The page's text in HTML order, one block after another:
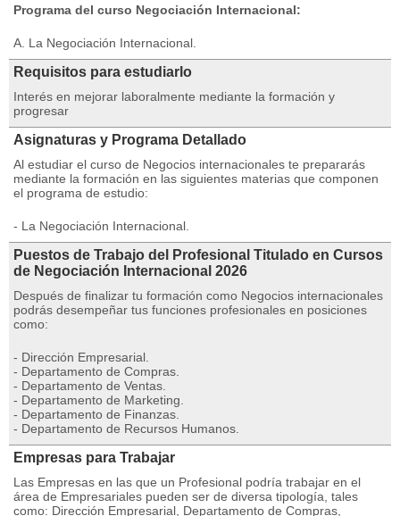
Programa del curso Negociación Internacional:
A. La Negociación Internacional.
Requisitos para estudiarlo
Interés en mejorar laboralmente mediante la formación y
progresar
Asignaturas y Programa Detallado
Al estudiar el curso de Negocios internacionales te prepararás
mediante la formación en las siguientes materias que componen
el programa de estudio:
- La Negociación Internacional.
Puestos de Trabajo del Profesional Titulado en Cursos
de Negociación Internacional 2026
Después de finalizar tu formación como Negocios internacionales
podrás desempeñar tus funciones profesionales en posiciones
como:
- Dirección Empresarial.
- Departamento de Compras.
- Departamento de Ventas.
- Departamento de Marketing.
- Departamento de Finanzas.
- Departamento de Recursos Humanos.
Empresas para Trabajar
Las Empresas en las que un Profesional podría trabajar en el
área de Empresariales pueden ser de diversa tipología, tales
como: Dirección Empresarial, Departamento de Compras,